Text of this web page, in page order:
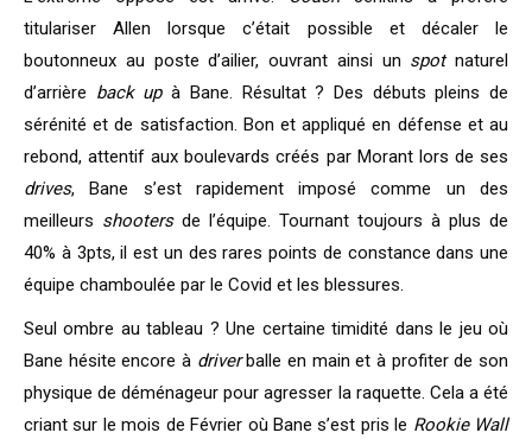
titulariser Allen lorsque c’était possible et décaler le
boutonneux au poste d’ailier, ouvrant ainsi un spotnaturel
d’arrière back upà Bane. Résultat ? Des débuts pleins de
sérénité et de satisfaction. Bon et appliqué en défense et au
rebond, attentif aux boulevards créés par Morant lors de ses
drives, Bane s’est rapidement imposé comme un des
meilleurs shootersde l’équipe. Tournant toujours à plus de
40% à 3pts, il est un des rares points de constance dans une
équipe chamboulée par le Covid et les blessures.
Seul ombre au tableau ? Une certaine timidité dans le jeu où
Bane hésite encore à driverballe en main et à profiter de son
physique de déménageur pour agresser la raquette. Cela a été
criant sur le mois de Février où Bane s’est pris le Rookie Wall